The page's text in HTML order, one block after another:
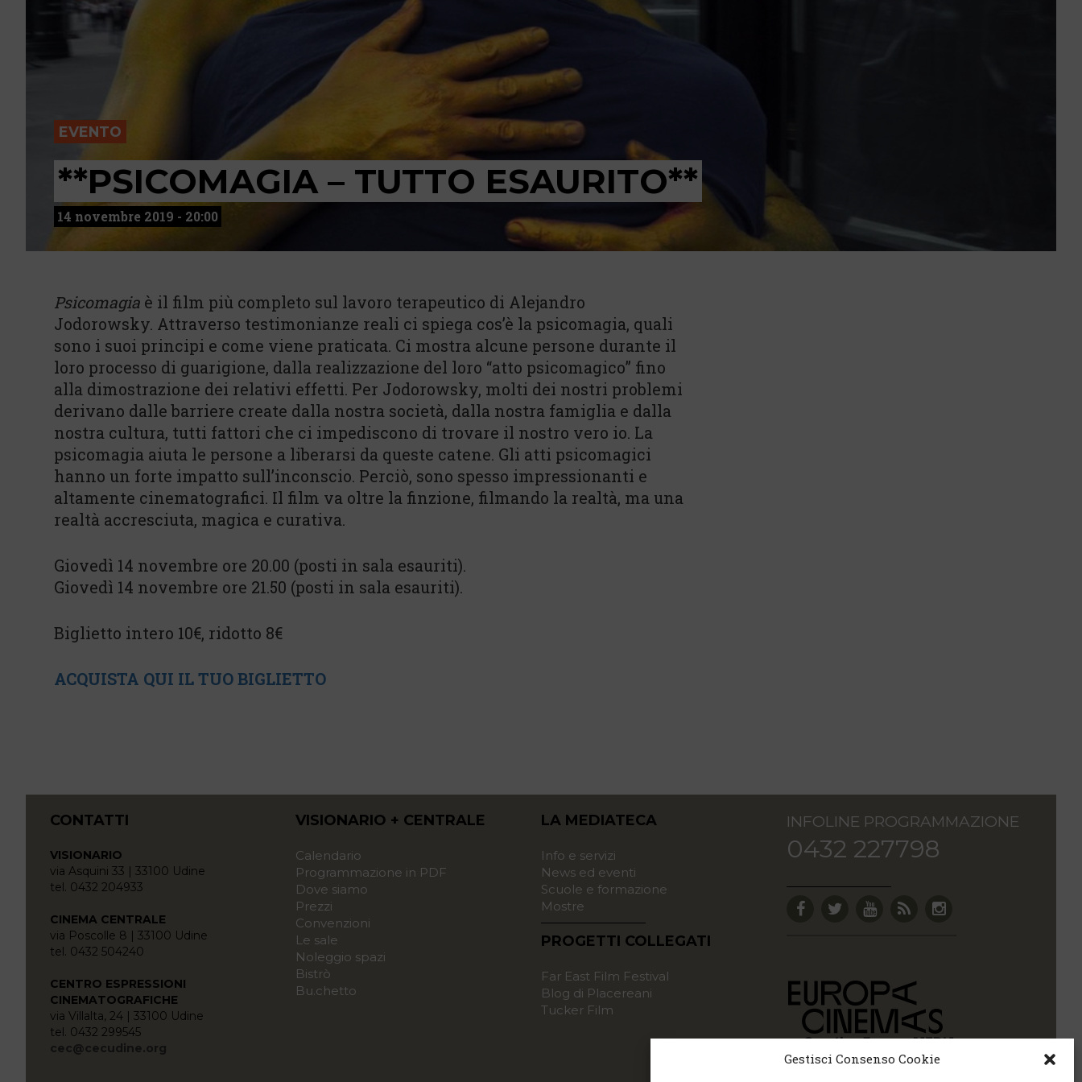
Gestisci Consenso Cookie
EVENTO
**PSICOMAGIA – TUTTO ESAURITO**
14 novembre 2019 - 20:00
Psicomagia è il film più completo sul lavoro terapeutico di Alejandro
Jodorowsky. Attraverso testimonianze reali ci spiega cos’è la psicomagia, quali
sono i suoi principi e come viene praticata. Ci mostra alcune persone durante il
loro processo di guarigione, dalla realizzazione del loro “atto psicomagico” fino
alla dimostrazione dei relativi effetti. Per Jodorowsky, molti dei nostri problemi
derivano dalle barriere create dalla nostra società, dalla nostra famiglia e dalla
nostra cultura, tutti fattori che ci impediscono di trovare il nostro vero io. La
psicomagia aiuta le persone a liberarsi da queste catene. Gli atti psicomagici
hanno un forte impatto sull’inconscio. Perciò, sono spesso impressionanti e
altamente cinematografici. Il film va oltre la finzione, filmando la realtà, ma una
realtà accresciuta, magica e curativa.
Giovedì 14 novembre ore 20.00 (posti in sala esauriti).
Giovedì 14 novembre ore 21.50 (posti in sala esauriti).
Biglietto intero 10€, ridotto 8€
ACQUISTA QUI IL TUO BIGLIETTO
CONTATTI
VISIONARIO
via Asquini 33 | 33100 Udine
tel. 0432 204933
CINEMA CENTRALE
via Poscolle 8 | 33100 Udine
tel. 0432 504240
CENTRO ESPRESSIONI
CINEMATOGRAFICHE
via Villalta, 24 | 33100 Udine
tel. 0432 299545
cec@cecudine.org
VISIONARIO + CENTRALE
Calendario
Programmazione in PDF
Dove siamo
Prezzi
Convenzioni
Le sale
Noleggio spazi
Bistrò
Bu.chetto
LA MEDIATECA
Info e servizi
News ed eventi
Scuole e formazione
Mostre
PROGETTI COLLEGATI
Far East Film Festival
Blog di Placereani
Tucker Film
INFOLINE PROGRAMMAZIONE
0432 227798